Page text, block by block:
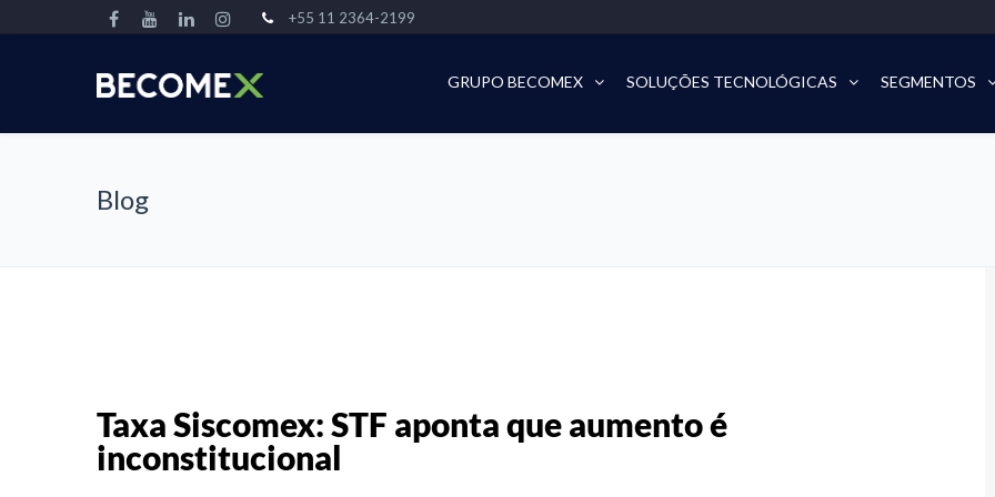
+55 11 2364-2199
GRUPO BECOMEX SOLUÇÕES TECNOLÓGICAS SEGMENTOS
Blog
Taxa Siscomex: STF aponta que aumento é
inconstitucional